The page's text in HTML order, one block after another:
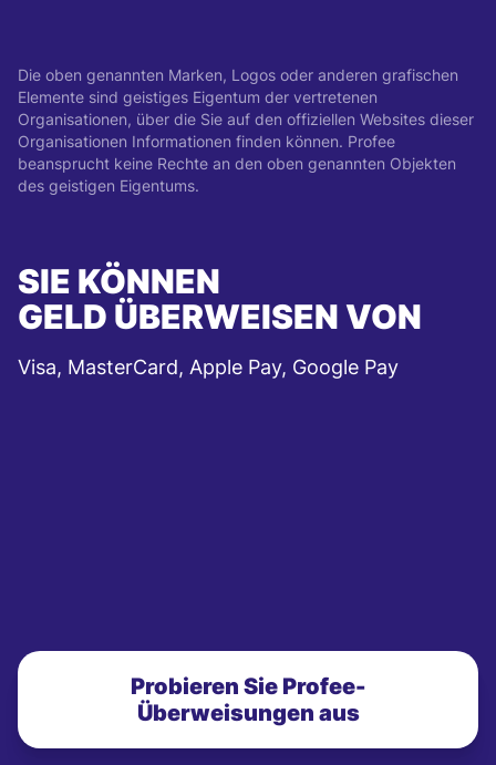
Die oben genannten Marken, Logos oder anderen grafischen
Elemente sind geistiges Eigentum der vertretenen
Organisationen, über die Sie auf den offiziellen Websites dieser
Organisationen Informationen finden können. Profee
beansprucht keine Rechte an den oben genannten Objekten
des geistigen Eigentums.
SIE KÖNNEN
GELD ÜBERWEISEN VON
Visa, MasterCard, Apple Pay, Google Pay
Probieren Sie Profee-
Überweisungen aus